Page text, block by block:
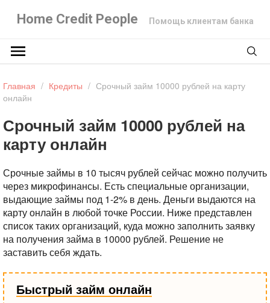
Home Credit People Помощь клиентам банка
Главная / Кредиты / Срочный займ 10000 рублей на карту
онлайн
Срочный займ 10000 рублей на
карту онлайн
Срочные займы в 10 тысяч рублей сейчас можно получить
через микрофинансы. Есть специальные организации,
выдающие займы под 1-2% в день. Деньги выдаются на
карту онлайн в любой точке России. Ниже представлен
список таких организаций, куда можно заполнить заявку
на получения займа в 10000 рублей. Решение не
заставить себя ждать.
Быстрый займ онлайн